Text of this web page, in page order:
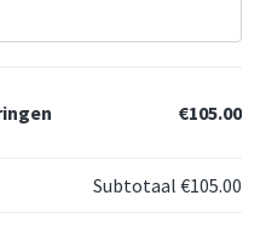
€105.00
Subtotaal €105.00